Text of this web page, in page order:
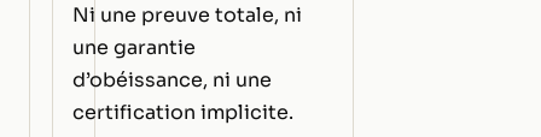
Ni une preuve totale, ni
une garantie
d’obéissance, ni une
certification implicite.